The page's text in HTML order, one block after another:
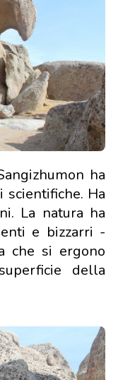
ha
Ha
La natura ha
e bizzarri -
che si ergono
della